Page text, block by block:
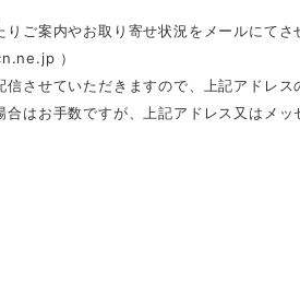
りご案内やお取り寄せ状況をメールにてさ
）
信させていただきますので、上記アドレ
合はお手数ですが、上記アドレス又はメッ